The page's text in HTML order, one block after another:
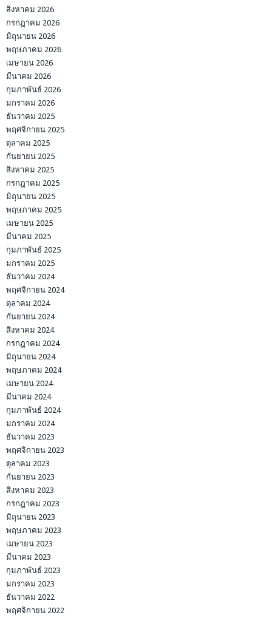
สิงหาคม 2026
กรกฎาคม 2026
มิถุนายน 2026
พฤษภาคม 2026
เมษายน 2026
มีนาคม 2026
กุมภาพันธ์ 2026
มกราคม 2026
ธันวาคม 2025
พฤศจิกายน 2025
ตุลาคม 2025
กันยายน 2025
สิงหาคม 2025
กรกฎาคม 2025
มิถุนายน 2025
พฤษภาคม 2025
เมษายน 2025
มีนาคม 2025
กุมภาพันธ์ 2025
มกราคม 2025
ธันวาคม 2024
พฤศจิกายน 2024
ตุลาคม 2024
กันยายน 2024
สิงหาคม 2024
กรกฎาคม 2024
มิถุนายน 2024
พฤษภาคม 2024
เมษายน 2024
มีนาคม 2024
กุมภาพันธ์ 2024
มกราคม 2024
ธันวาคม 2023
พฤศจิกายน 2023
ตุลาคม 2023
กันยายน 2023
สิงหาคม 2023
กรกฎาคม 2023
มิถุนายน 2023
พฤษภาคม 2023
เมษายน 2023
มีนาคม 2023
กุมภาพันธ์ 2023
มกราคม 2023
ธันวาคม 2022
พฤศจิกายน 2022